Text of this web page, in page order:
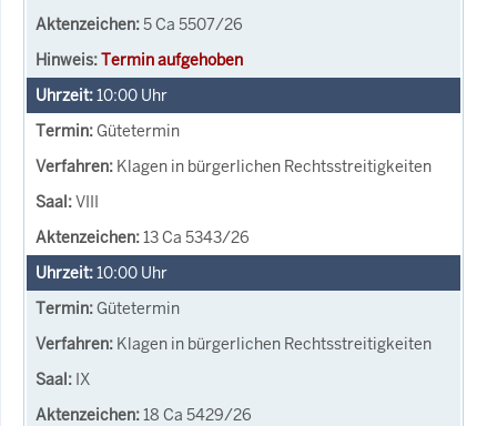
5 Ca 5507/26
Termin aufgehoben
10:00 Uhr
Gütetermin
Klagen in bürgerlichen Rechtsstreitigkeiten
VIII
13 Ca 5343/26
10:00 Uhr
Gütetermin
Klagen in bürgerlichen Rechtsstreitigkeiten
IX
18 Ca 5429/26